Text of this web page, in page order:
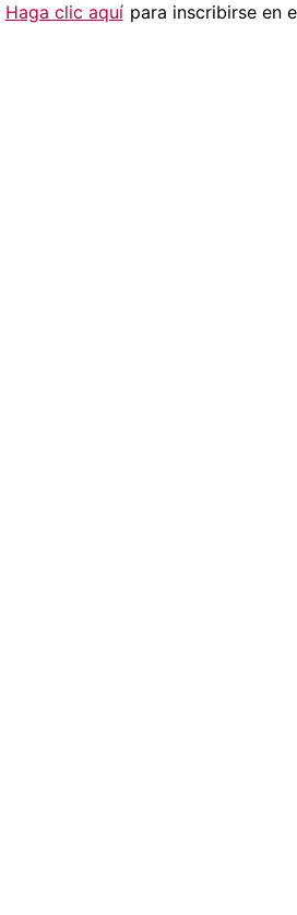
Haga clic aquí para inscribirse en